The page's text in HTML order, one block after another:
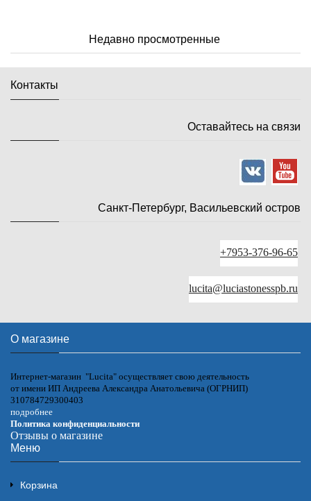
Недавно просмотренные
Контакты
Оставайтесь на связи
Санкт-Петербург, Васильевский остров
+7953-376-96-65
lucita@luciastonesspb.ru
О магазине
Интернет-магазин "Lucita" осуществляет свою деятельность
от имени ИП Андреева Александра Анатольевича (ОГРНИП)
310784729300403
подробнее
Политика конфиденциальности
Отзывы о магазине
Меню
Корзина